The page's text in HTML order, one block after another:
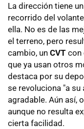
La dirección tiene
recorrido del
ella. No es de las
el terreno, pero
cambio, un CVT con
que ya usan otros
destaca por su
se revoluciona "a su
agradable. Aún así,
aunque no resulta
cierta facilidad.